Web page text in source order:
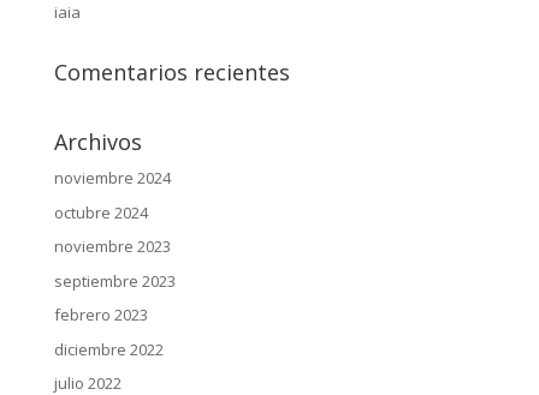
iaia
Comentarios recientes
Archivos
noviembre 2024
octubre 2024
noviembre 2023
septiembre 2023
febrero 2023
diciembre 2022
julio 2022